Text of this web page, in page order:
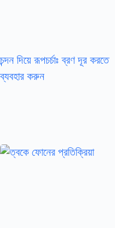
চন্দন দিয়ে রূপচর্চাঃ ব্রণ দূর করতে
ব্যবহার করুন